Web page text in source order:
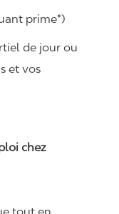
prime*)
de jour ou
et vos
chez